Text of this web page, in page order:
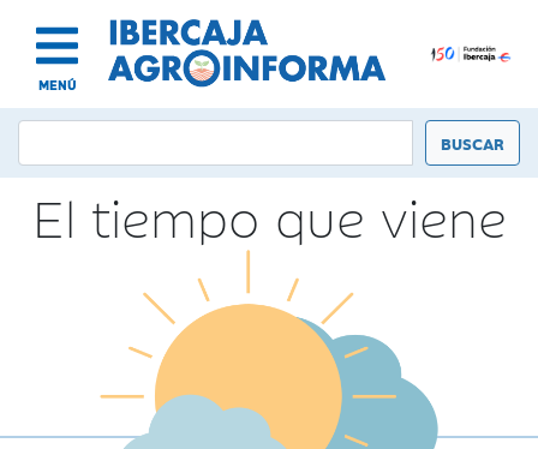
MENÚ
El tiempo que viene